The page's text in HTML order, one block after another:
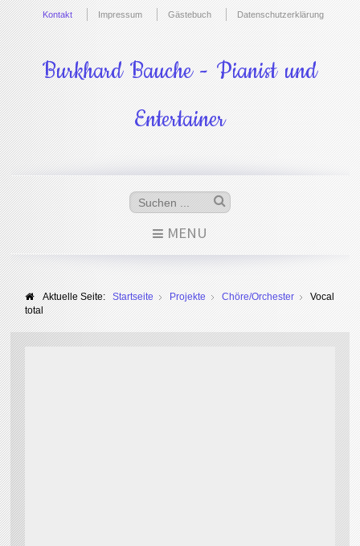
Kontakt Impressum Gästebuch Datenschutzerklärung
Burkhard Bauche - Pianist und
Entertainer
MENU
Aktuelle Seite:Startseite Projekte Chöre/Orchester
Vocal
total